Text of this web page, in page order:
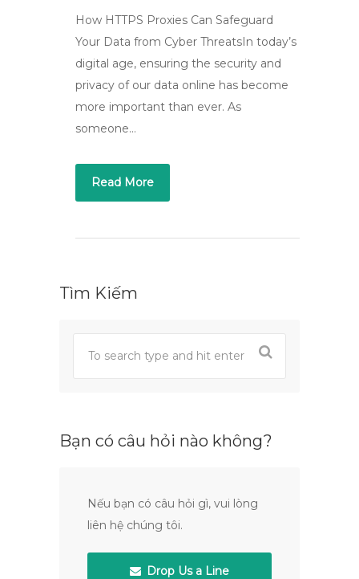
How HTTPS Proxies Can Safeguard
Your Data from Cyber ThreatsIn today’s
digital age, ensuring the security and
privacy of our data online has become
more important than ever. As
someone…
Read More
Tìm Kiếm
Bạn có câu hỏi nào không?
Nếu bạn có câu hỏi gì, vui lòng
liên hệ chúng tôi.
Drop Us a Line